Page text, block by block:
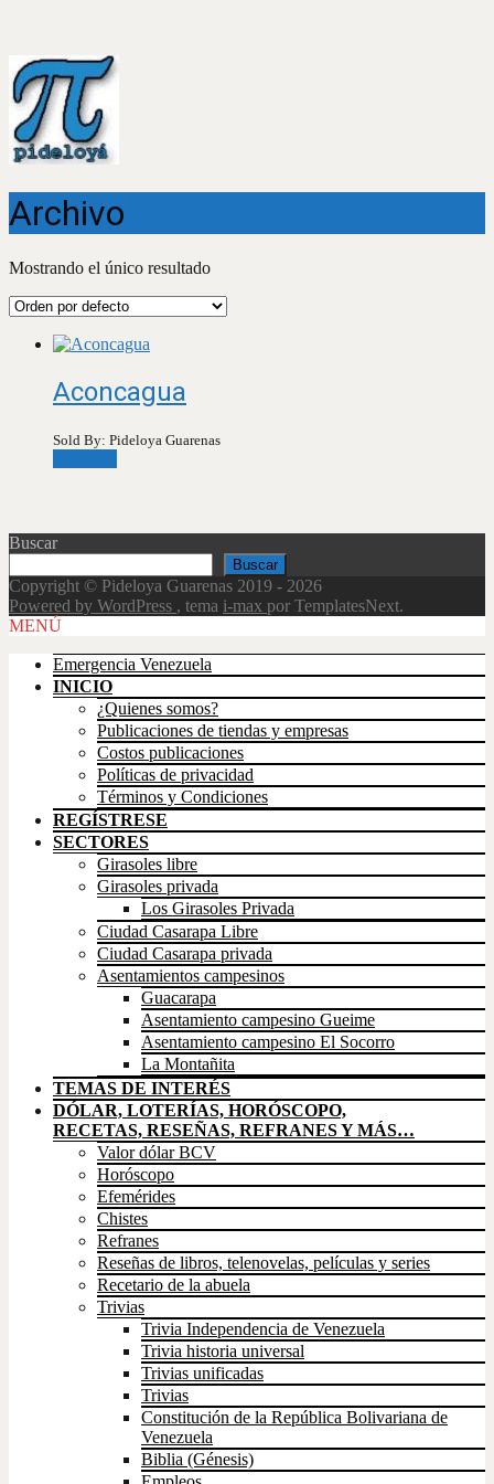
Archivo
Mostrando el único resultado
Aconcagua
Sold By: Pideloya Guarenas
Buscar
Buscar
Copyright © Pideloya Guarenas 2019 - 2026
Powered by WordPress , tema i-max por TemplatesNext.
Scroll
MENÚ
Emergencia Venezuela
INICIO
¿Quienes somos?
Publicaciones de tiendas y empresas
Costos publicaciones
Políticas de privacidad
Términos y Condiciones
REGÍSTRESE
SECTORES
Girasoles libre
Girasoles privada
Los Girasoles Privada
Ciudad Casarapa Libre
Ciudad Casarapa privada
Asentamientos campesinos
Guacarapa
Asentamiento campesino Gueime
Asentamiento campesino El Socorro
La Montañita
TEMAS DE INTERÉS
DÓLAR, LOTERÍAS, HORÓSCOPO,
RECETAS, RESEÑAS, REFRANES Y MÁS…
Valor dólar BCV
Horóscopo
Efemérides
Chistes
Refranes
Reseñas de libros, telenovelas, películas y series
Recetario de la abuela
Trivias
Trivia Independencia de Venezuela
Trivia historia universal
Trivias unificadas
Trivias
Constitución de la República Bolivariana de
Venezuela
Biblia (Génesis)